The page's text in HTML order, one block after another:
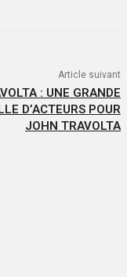
Article suivant
: UNE GRANDE
D’ACTEURS POUR
JOHN TRAVOLTA